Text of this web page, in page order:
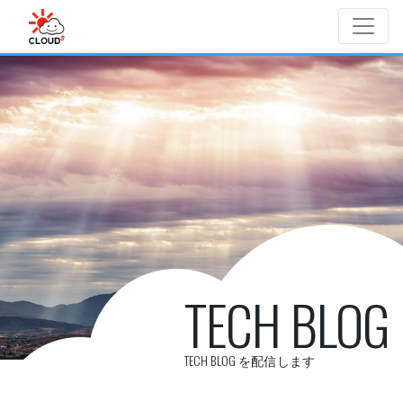
Skip to main content
TECH BLOG
TECH BLOG を配信します